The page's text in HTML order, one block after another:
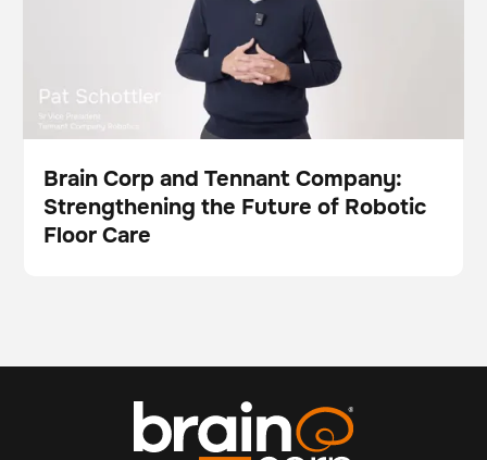
Video
Brain Corp and Tennant Company:
Strengthening the Future of Robotic
Floor Care